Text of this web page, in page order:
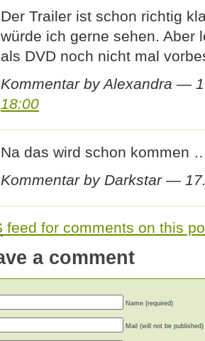
Der Trailer ist schon richtig
würde ich gerne sehen. Aber
als DVD noch nicht mal
Kommentar by Alexandra —
18:00
Na das wird schon kommen
Kommentar by Darkstar —
feed for comments on this
a comment
Name (required)
Mail (will not be published)